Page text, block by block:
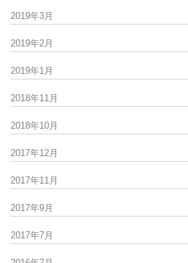
2019年3月
2019年2月
2019年1月
2018年11月
2018年10月
2017年12月
2017年11月
2017年9月
2017年7月